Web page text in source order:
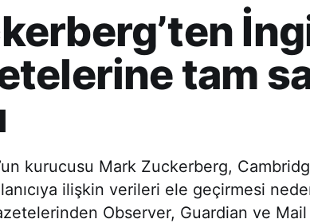
tam
kurucusu Mark Zuckerberg,
ilişkin verileri ele geçirmesi
Observer, Guardian ve Mail